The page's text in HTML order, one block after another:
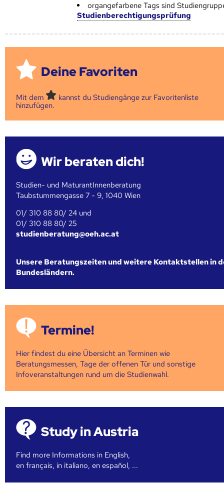
organgefarbene Tags sind
Studienberechtigungsprüfung
Deine Favoriten
Mit dem
kannst du Studiengänge zur Favoritenliste
hinzufügen.
Wir beraten dich!
Studien- und MaturantInnenberatung
Taubstummengasse 7 - 9, 1040 Wien
01/ 310 88 80/ 24 und
01/ 310 88 80/ 25
studienberatung@oeh.ac.at
Unsere Beratungszeiten und weitere Kontaktstellen in
Bundesländern.
Termine!
Hier findest du eine Übersicht an Terminen wie
Beratungsmessen, Tage der offenen Tür und sonstige
Infoveranstaltungen rund um die Studienwahl.
Study in Austria
Find more Informations in English,
en français, in italiano, en español, ...